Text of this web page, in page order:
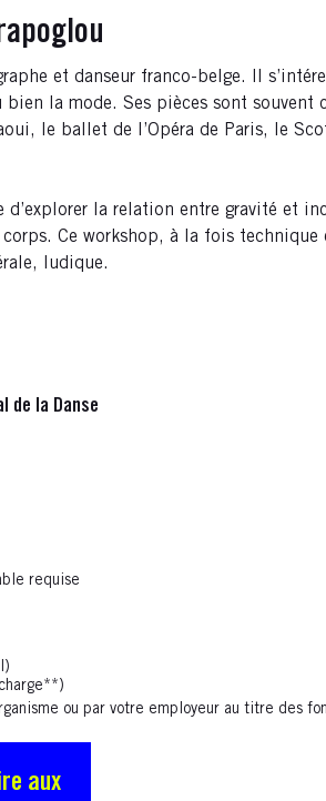
et danseur franco-belge. Il
bien la mode. Ses pièces sont
le ballet de l’Opéra de Paris, le
d’explorer la relation entre gravité et
Ce workshop, à la fois
ludique.
de la Danse
requise
ou par votre employeur au titre des
aux
fenêtre